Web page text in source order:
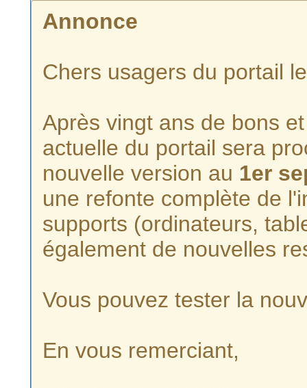
Annonce
Chers usagers du portail
Après vingt ans de bons
actuelle du portail sera
nouvelle version au 1er
une refonte complète de
supports (ordinateurs,
également de nouvelles
Vous pouvez tester la
En vous remerciant,